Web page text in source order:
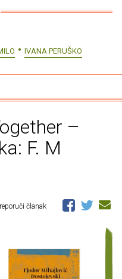
IVANA PERUŠKO
–
F. M
članak